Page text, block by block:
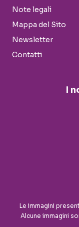
Note legali
Mappa del Sito
Newsletter
Contatti
I
Le immagini
Alcune immagini